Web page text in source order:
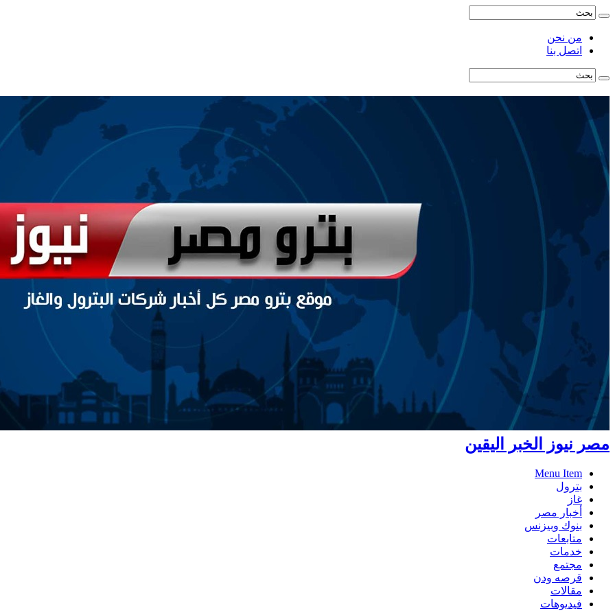
من نحن
اتصل بنا
مصر نيوز الخبر اليقين
Menu Item
بترول
غاز
أخبار مصر
بنوك وبيزنس
متابعات
خدمات
مجتمع
قرصه ودن
مقالات
فيديوهات